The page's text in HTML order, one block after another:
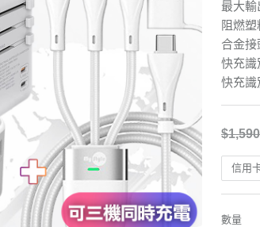
最大輸
阻燃
合金
快充識
快充識
$1,590
信用
數量